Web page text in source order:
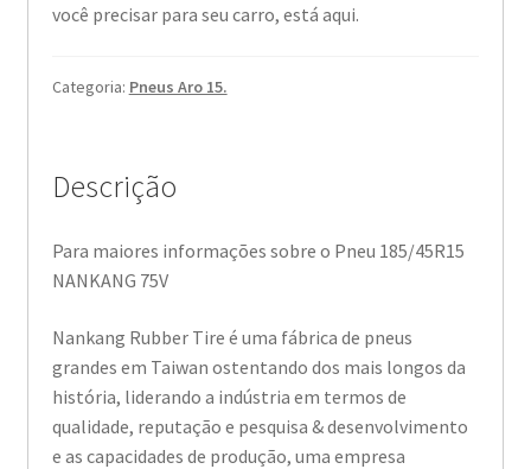
você precisar para seu carro, está aqui.
Categoria: Pneus Aro 15.
Descrição
Para maiores informações sobre o Pneu 185/45R15
NANKANG 75V
Nankang Rubber Tire é uma fábrica de pneus
grandes em Taiwan ostentando dos mais longos da
história, liderando a indústria em termos de
qualidade, reputação e pesquisa & desenvolvimento
e as capacidades de produção, uma empresa